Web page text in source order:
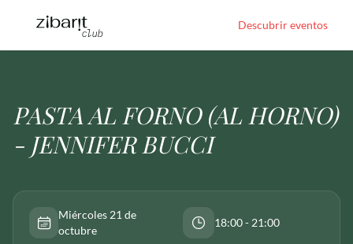
Descubrir eventos
PASTA AL FORNO (AL HORNO)
- JENNIFER BUCCI
Miércoles 21 de
octubre
18:00 - 21:00